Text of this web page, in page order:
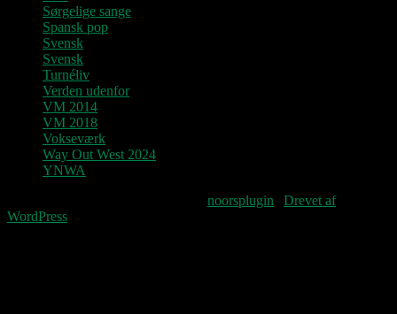
Sørgelige sange
Spansk pop
Svensk
Svensk
Turnéliv
Verden udenfor
VM 2014
VM 2018
Vokseværk
Way Out West 2024
YNWA
noorsplugin
Drevet af
WordPress